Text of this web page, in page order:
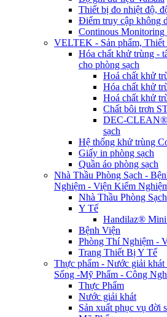
Thiết bị đo nhiệt độ,
Điểm truy cập không
Continous Monitoring
VELTEK - Sản phẩm, Thiết
Hóa chất khử trùng -
cho phòng sạch
Hoá chất khử
Hóa chất khử
Hoá chất khử
Chất bôi trơn
DEC-CLEAN®
sạch
Hệ thống khử trùng
Giấy in phòng sạch
Quần áo phòng sạch
Nhà Thầu Phòng Sạch -
Nghiệm - Viện Kiểm
Nhà Thầu Phòng Sạch
Y Tế
Handilaz®
Bệnh Viện
Phòng Thí Nghiệm -
Trang Thiết Bị Y Tế
Thực phẩm - Nước giải
Sống -Mỹ Phẩm - Công
Thực Phẩm
Nước giải khát
Sản xuất phục vụ đời